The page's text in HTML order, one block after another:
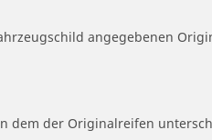
angegebenen
dem der Originalreifen